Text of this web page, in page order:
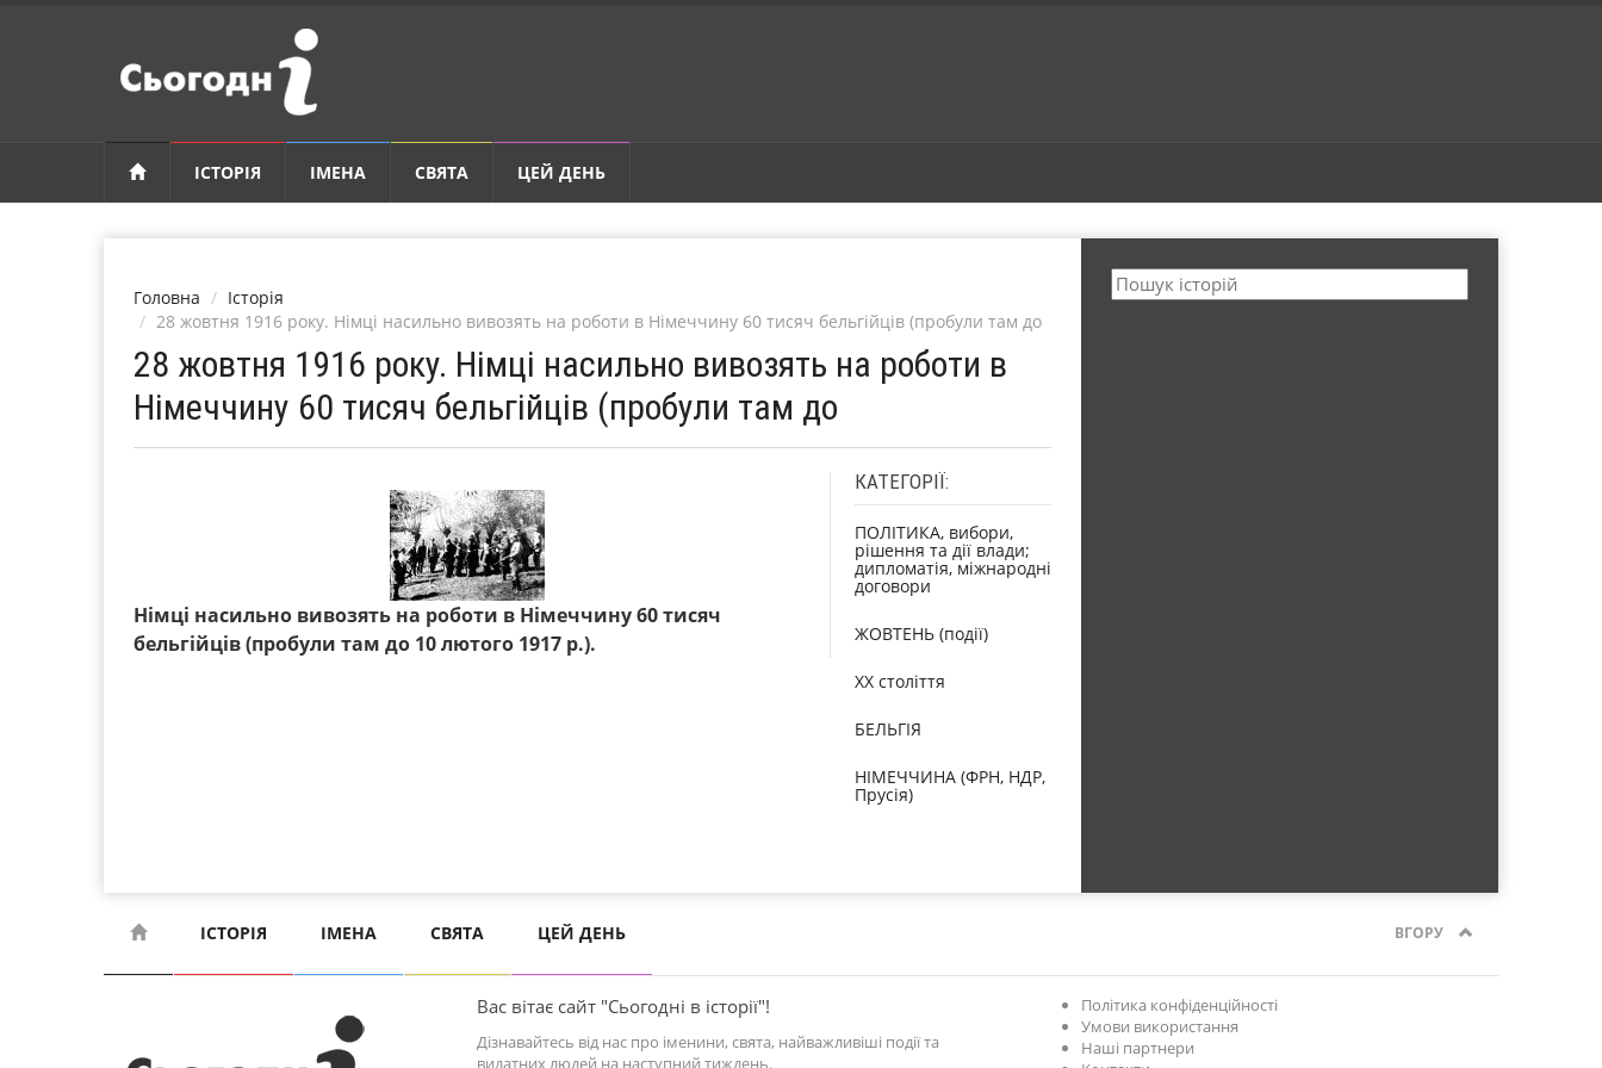
ІСТОРІЯ ІМЕНА СВЯТА ЦЕЙ ДЕНЬ
Головна
Історія
28 жовтня 1916 року. Німці насильно вивозять на роботи в Німеччину 60 тисяч бельгійців (пробули там до
28 жовтня 1916 року. Німці насильно вивозять на роботи в
Німеччину 60 тисяч бельгійців (пробули там до
Німці насильно вивозять на роботи в Німеччину 60 тисяч
бельгійців (пробули там до 10 лютого 1917 р.).
КАТЕГОРІЇ:
ПОЛІТИКА, вибори,
рішення та дії влади;
дипломатія, міжнародні
договори
ЖОВТЕНЬ (події)
XX століття
БЕЛЬГІЯ
НІМЕЧЧИНА (ФРН, НДР,
Прусія)
ІСТОРІЯ ІМЕНА СВЯТА ЦЕЙ ДЕНЬ ВГОРУ
Вас вітає сайт "Сьогодні в історії"!
Дізнавайтесь від нас про іменини, свята, найважливіші події та
видатних людей на наступний тиждень.
Політика конфіденційності
Умови використання
Наші партнери